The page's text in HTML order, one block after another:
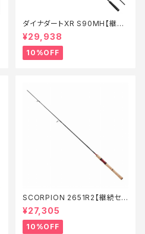
ダイナダートXR S90MH【継続
セール_ロッド】【10】
¥29,938
10%OFF
SCORPION 2651R2【継続セ
ール_ロッド】【10】
¥27,305
10%OFF